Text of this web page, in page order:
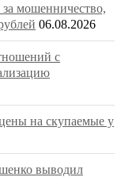
за мошенничество,
06.08.2026
с
на скупаемые у
выводил